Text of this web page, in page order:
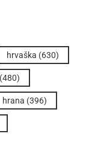
hrvaška (630)
(480)
hrana (396)